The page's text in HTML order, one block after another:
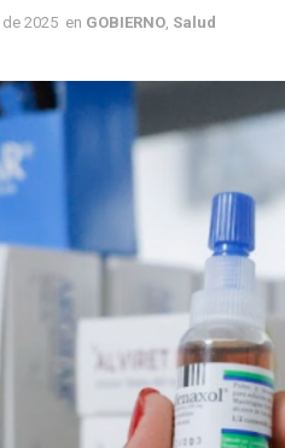
2025 en GOBIERNO Salud